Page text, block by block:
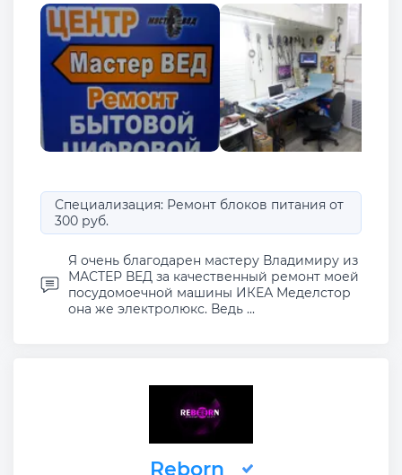
Специализация: Ремонт блоков питания от
300 руб.
Я очень благодарен мастеру Владимиру из
МАСТЕР ВЕД за качественный ремонт моей
посудомоечной машины ИКЕА Меделстор
она же электролюкс. Ведь ...
Reborn